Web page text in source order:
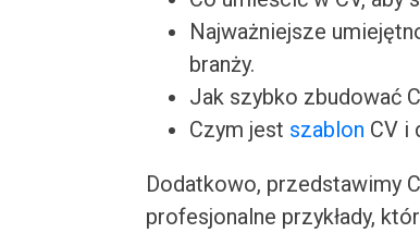
Najważniejsze
branży.
Jak szybko zbudować
Czym jest szablon CV i
Dodatkowo, przedstawimy
profesjonalne przykłady,